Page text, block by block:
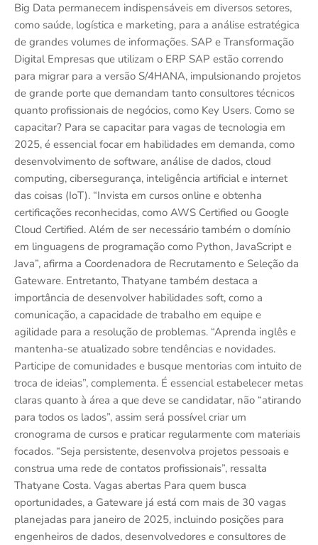
Big Data permanecem indispensáveis em diversos setores,
como saúde, logística e marketing, para a análise estratégica
de grandes volumes de informações. SAP e Transformação
Digital Empresas que utilizam o ERP SAP estão correndo
para migrar para a versão S/4HANA, impulsionando projetos
de grande porte que demandam tanto consultores técnicos
quanto profissionais de negócios, como Key Users. Como se
capacitar? Para se capacitar para vagas de tecnologia em
2025, é essencial focar em habilidades em demanda, como
desenvolvimento de software, análise de dados, cloud
computing, cibersegurança, inteligência artificial e internet
das coisas (IoT). “Invista em cursos online e obtenha
certificações reconhecidas, como AWS Certified ou Google
Cloud Certified. Além de ser necessário também o domínio
em linguagens de programação como Python, JavaScript e
Java”, afirma a Coordenadora de Recrutamento e Seleção da
Gateware. Entretanto, Thatyane também destaca a
importância de desenvolver habilidades soft, como a
comunicação, a capacidade de trabalho em equipe e
agilidade para a resolução de problemas. “Aprenda inglês e
mantenha-se atualizado sobre tendências e novidades.
Participe de comunidades e busque mentorias com intuito de
troca de ideias”, complementa. É essencial estabelecer metas
claras quanto à área a que deve se candidatar, não “atirando
para todos os lados”, assim será possível criar um
cronograma de cursos e praticar regularmente com materiais
focados. “Seja persistente, desenvolva projetos pessoais e
construa uma rede de contatos profissionais”, ressalta
Thatyane Costa. Vagas abertas Para quem busca
oportunidades, a Gateware já está com mais de 30 vagas
planejadas para janeiro de 2025, incluindo posições para
engenheiros de dados, desenvolvedores e consultores de